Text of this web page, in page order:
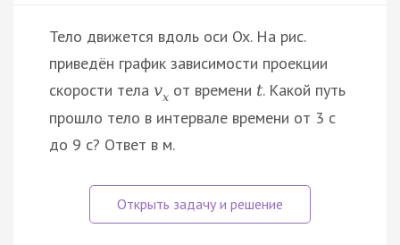
Тело движется вдоль оси Ox. На рис.
приведён график зависимости проекции
скорости тела vx от времени t. Какой путь
прошло тело в интервале времени от 3 с
до 9 с? Ответ в м.